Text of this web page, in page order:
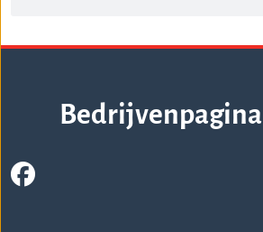
Bedrijvenpagina